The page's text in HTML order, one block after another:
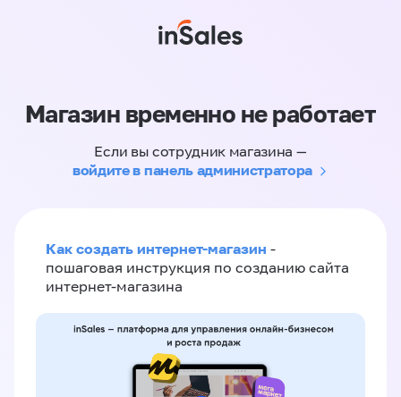
Магазин временно не работает
Если вы сотрудник магазина —
войдите в панель администратора
Как создать интернет-магазин -
пошаговая инструкция по созданию сайта
интернет-магазина